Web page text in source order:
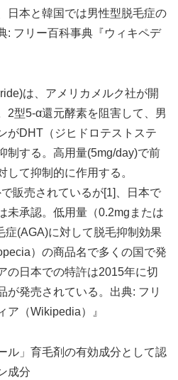
日本と韓国では男性型脱毛症の
: フリー百科事典『ウィキペデ
は、アメリカメルク社が開
2型5-α還元酵素を阻害して、男
がDHT（ジヒドロテストステ
制する。高用量(5mg/day)で前
して抑制的に作用する。
販売されているが[1]、日本で
未承認。低用量（0.2mgまたは
症(AGA)に対して脱毛抑制効果
）の商品名で多くの国で発
の日本での特許は2015年に切
が発売されている。出典: フリ
ア（Wikipedia）』
ル」育毛剤の有効成分として認
成分